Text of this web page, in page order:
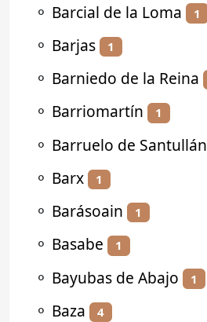
⚬ Barcial de la Loma 1
⚬ Barjas 1
⚬ Barniedo de la Reina
⚬ Barriomartín 1
⚬ Barruelo de Santullán
⚬ Barx 1
⚬ Barásoain 1
⚬ Basabe 1
⚬ Bayubas de Abajo 1
⚬ Baza 4